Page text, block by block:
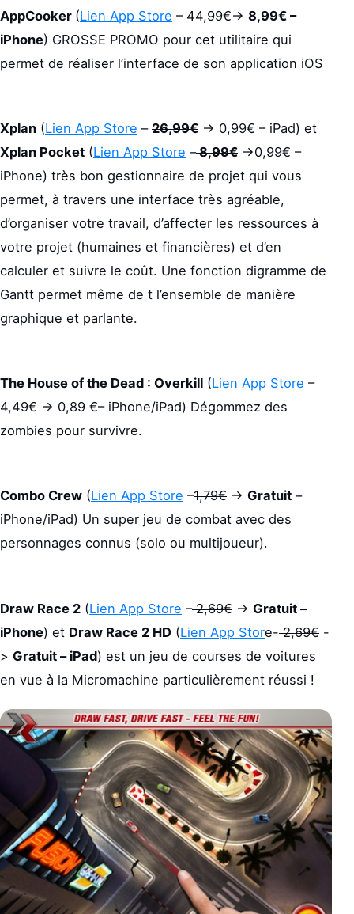
AppCooker (Lien App Store – 44,99€-> 8,99€ –
iPhone) GROSSE PROMO pour cet utilitaire qui
permet de réaliser l’interface de son application iOS
Xplan (Lien App Store – 26,99€ -> 0,99€ – iPad) et
Xplan Pocket (Lien App Store –8,99€ ->0,99€ –
iPhone) très bon gestionnaire de projet qui vous
permet, à travers une interface très agréable,
d’organiser votre travail, d’affecter les ressources à
votre projet (humaines et financières) et d’en
calculer et suivre le coût. Une fonction digramme de
Gantt permet même de t l’ensemble de manière
graphique et parlante.
The House of the Dead : Overkill (Lien App Store –
4,49€ -> 0,89 €– iPhone/iPad) Dégommez des
zombies pour survivre.
Combo Crew (Lien App Store –1,79€ -> Gratuit –
iPhone/iPad) Un super jeu de combat avec des
personnages connus (solo ou multijoueur).
Draw Race 2 (Lien App Store –2,69€ -> Gratuit –
iPhone) et Draw Race 2 HD (Lien App Store-2,69€ -
> Gratuit – iPad) est un jeu de courses de voitures
en vue à la Micromachine particulièrement réussi !